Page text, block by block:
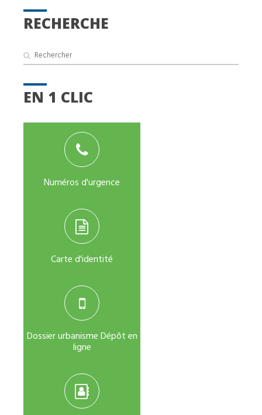
RECHERCHE
EN 1 CLIC
Numéros d'urgence
Carte d'identité
Dossier urbanisme Dépôt en
ligne